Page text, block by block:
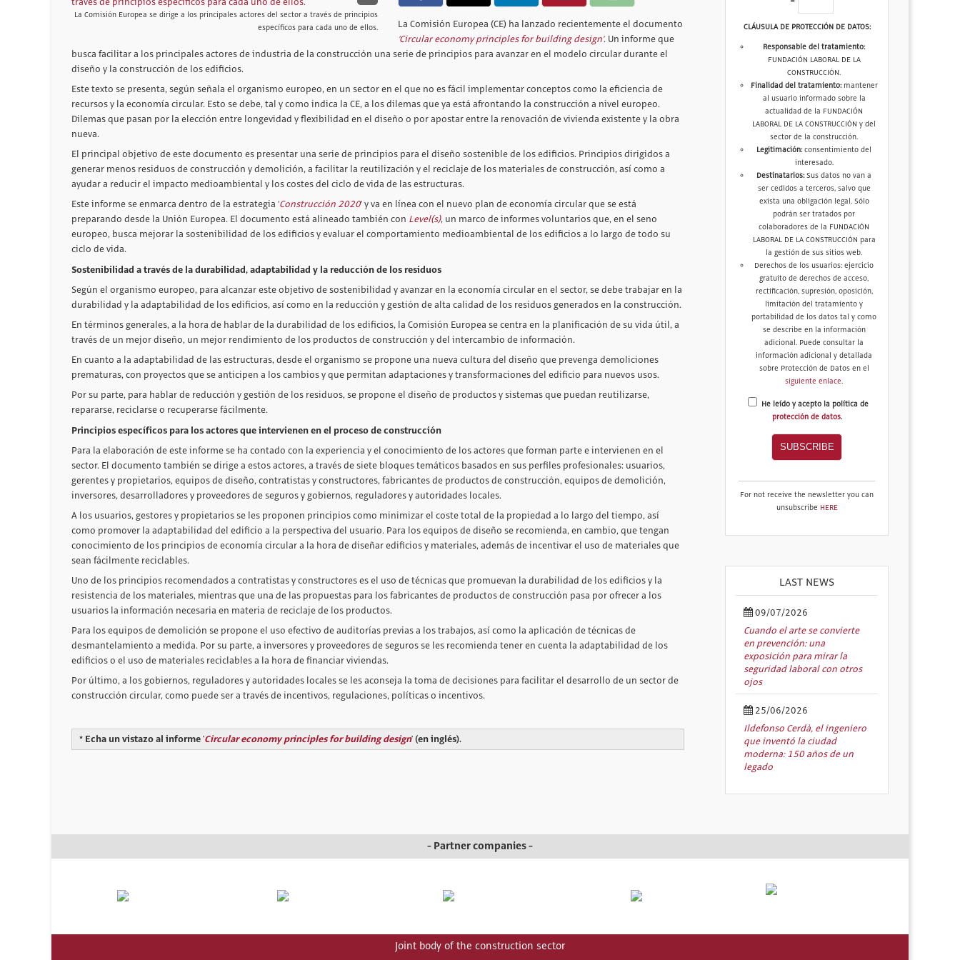
La Comisión Europea se dirige a los principales actores del sector a través de principios
específicos para cada uno de ellos.
La Comisión Europea (CE) ha lanzado recientemente el documento
‘Circular economy principles for building design’. Un informe que
busca facilitar a los principales actores de industria de la construcción una serie de principios para avanzar en el modelo circular durante el
diseño y la construcción de los edificios.
Este texto se presenta, según señala el organismo europeo, en un sector en el que no es fácil implementar conceptos como la eficiencia de
recursos y la economía circular. Esto se debe, tal y como indica la CE, a los dilemas que ya está afrontando la construcción a nivel europeo.
Dilemas que pasan por la elección entre longevidad y flexibilidad en el diseño o por apostar entre la renovación de vivienda existente y la obra
nueva.
El principal objetivo de este documento es presentar una serie de principios para el diseño sostenible de los edificios. Principios dirigidos a
generar menos residuos de construcción y demolición, a facilitar la reutilización y el reciclaje de los materiales de construcción, así como a
ayudar a reducir el impacto medioambiental y los costes del ciclo de vida de las estructuras.
Este informe se enmarca dentro de la estrategia ‘Construcción 2020’ y va en línea con el nuevo plan de economía circular que se está
preparando desde la Unión Europea. El documento está alineado también con Level(s), un marco de informes voluntarios que, en el seno
europeo, busca mejorar la sostenibilidad de los edificios y evaluar el comportamiento medioambiental de los edificios a lo largo de todo su
ciclo de vida.
Sostenibilidad a través de la durabilidad, adaptabilidad y la reducción de los residuos
Según el organismo europeo, para alcanzar este objetivo de sostenibilidad y avanzar en la economía circular en el sector, se debe trabajar en la
durabilidad y la adaptabilidad de los edificios, así como en la reducción y gestión de alta calidad de los residuos generados en la construcción.
En términos generales, a la hora de hablar de la durabilidad de los edificios, la Comisión Europea se centra en la planificación de su vida útil, a
través de un mejor diseño, un mejor rendimiento de los productos de construcción y del intercambio de información.
En cuanto a la adaptabilidad de las estructuras, desde el organismo se propone una nueva cultura del diseño que prevenga demoliciones
prematuras, con proyectos que se anticipen a los cambios y que permitan adaptaciones y transformaciones del edificio para nuevos usos.
Por su parte, para hablar de reducción y gestión de los residuos, se propone el diseño de productos y sistemas que puedan reutilizarse,
repararse, reciclarse o recuperarse fácilmente.
Principios específicos para los actores que intervienen en el proceso de construcción
Para la elaboración de este informe se ha contado con la experiencia y el conocimiento de los actores que forman parte e intervienen en el
sector. El documento también se dirige a estos actores, a través de siete bloques temáticos basados en sus perfiles profesionales: usuarios,
gerentes y propietarios, equipos de diseño, contratistas y constructores, fabricantes de productos de construcción, equipos de demolición,
inversores, desarrolladores y proveedores de seguros y gobiernos, reguladores y autoridades locales.
A los usuarios, gestores y propietarios se les proponen principios como minimizar el coste total de la propiedad a lo largo del tiempo, así
como promover la adaptabilidad del edificio a la perspectiva del usuario. Para los equipos de diseño se recomienda, en cambio, que tengan
conocimiento de los principios de economía circular a la hora de diseñar edificios y materiales, además de incentivar el uso de materiales que
sean fácilmente reciclables.
Uno de los principios recomendados a contratistas y constructores es el uso de técnicas que promuevan la durabilidad de los edificios y la
resistencia de los materiales, mientras que una de las propuestas para los fabricantes de productos de construcción pasa por ofrecer a los
usuarios la información necesaria en materia de reciclaje de los productos.
Para los equipos de demolición se propone el uso efectivo de auditorías previas a los trabajos, así como la aplicación de técnicas de
desmantelamiento a medida. Por su parte, a inversores y proveedores de seguros se les recomienda tener en cuenta la adaptabilidad de los
edificios o el uso de materiales reciclables a la hora de financiar viviendas.
Por último, a los gobiernos, reguladores y autoridades locales se les aconseja la toma de decisiones para facilitar el desarrollo de un sector de
construcción circular, como puede ser a través de incentivos, regulaciones, políticas o incentivos.
* Echa un vistazo al informe 'Circular economy principles for building design' (en inglés).
CLÁUSULA DE PROTECCIÓN DE DATOS:
Responsable del tratamiento:
FUNDACIÓN LABORAL DE LA
CONSTRUCCIÓN.
Finalidad del tratamiento:mantener
al usuario informado sobre la
actualidad de la FUNDACIÓN
LABORAL DE LA CONSTRUCCIÓN y del
sector de la construcción.
Legitimación:consentimiento del
interesado.
Destinatarios:Sus datos no van a
ser cedidos a terceros, salvo que
exista una obligación legal. Sólo
podrán ser tratados por
colaboradores de la FUNDACIÓN
LABORAL DE LA CONSTRUCCIÓN para
la gestión de sus sitios web.
Derechos de los usuarios: ejercicio
gratuito de derechos de acceso,
rectificación, supresión, oposición,
limitación del tratamiento y
portabilidad de los datos tal y como
se describe en la información
adicional. Puede consultar la
información adicional y detallada
sobre Protección de Datos en el
siguiente enlace.
He leído y acepto la política de
protección de datos.
For not receive the newsletter you can
unsubscribe HERE
LAST NEWS
09/07/2026
Cuando el arte se convierte
en prevención: una
exposición para mirar la
seguridad laboral con otros
ojos
25/06/2026
Ildefonso Cerdà, el ingeniero
que inventó la ciudad
moderna: 150 años de un
legado
- Partner companies -
Joint body of the construction sector